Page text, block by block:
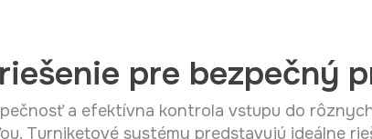
pre bezpečný
a efektívna kontrola vstupu do
Turniketové systémy predstavujú ideálne